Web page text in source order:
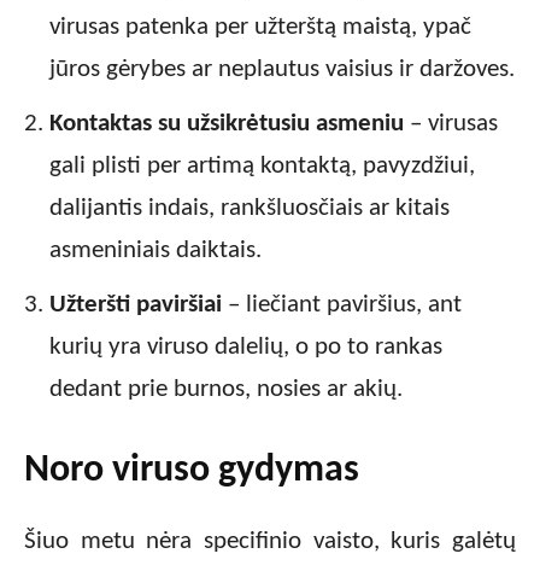
virusas patenka per užterštą maistą, ypač
jūros gėrybes ar neplautus vaisius ir daržoves.
Kontaktas su užsikrėtusiu asmeniu – virusas
gali plisti per artimą kontaktą, pavyzdžiui,
dalijantis indais, rankšluosčiais ar kitais
asmeniniais daiktais.
Užteršti paviršiai – liečiant paviršius, ant
kurių yra viruso dalelių, o po to rankas
dedant prie burnos, nosies ar akių.
Noro viruso gydymas
Šiuo metu nėra specifinio vaisto, kuris galėtų